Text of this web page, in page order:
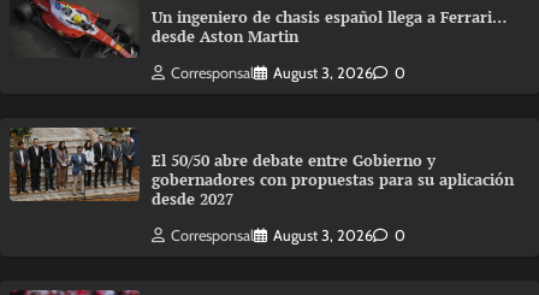
Un ingeniero de chasis español llega a Ferrari…
desde Aston Martin
Corresponsal August 3, 2026 0
El 50/50 abre debate entre Gobierno y
gobernadores con propuestas para su aplicación
desde 2027
Corresponsal August 3, 2026 0